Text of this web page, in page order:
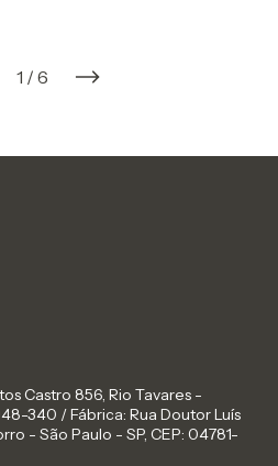
1 / 6
Castro 856, Rio Tavares -
340 / Fábrica: Rua Doutor Luís
- São Paulo - SP, CEP: 04781-